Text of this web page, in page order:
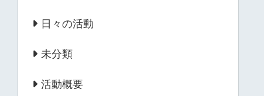
日々の活動
未分類
活動概要